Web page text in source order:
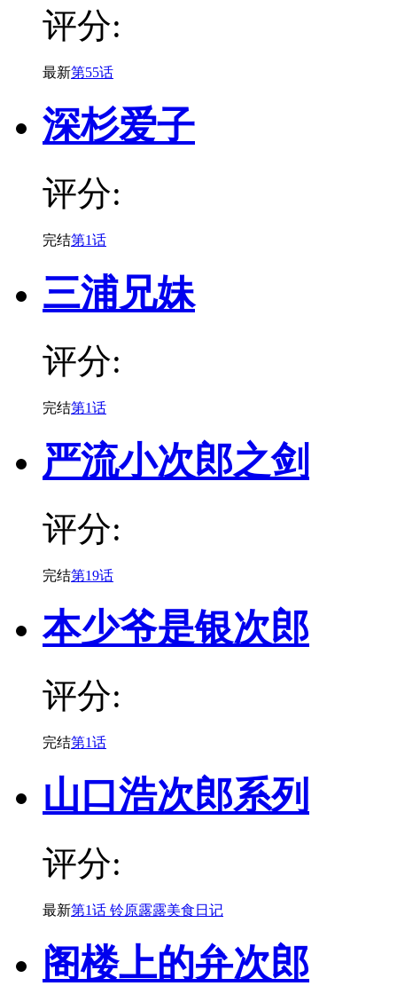
评分:
最新第55话
深杉爱子
评分:
完结第1话
三浦兄妹
评分:
完结第1话
严流小次郎之剑
评分:
完结第19话
本少爷是银次郎
评分:
完结第1话
山口浩次郎系列
评分:
最新第1话 铃原露露美食日记
阁楼上的弁次郎